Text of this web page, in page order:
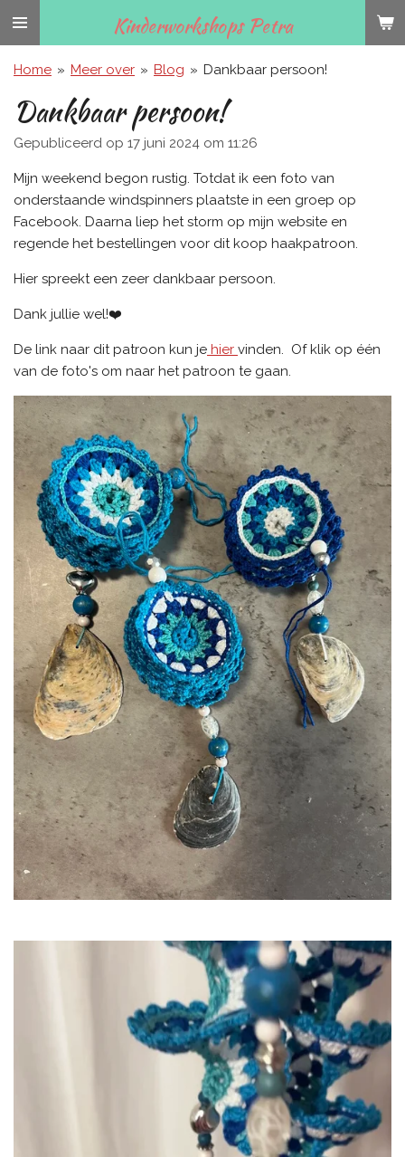
Ga
naar
hoofdinhoud
Kinderworkshops Petra
Home » Meer over » Blog » Dankbaar persoon!
Dankbaar persoon!
Gepubliceerd op 17 juni 2024 om 11:26
Mijn weekend begon rustig. Totdat ik een foto van
onderstaande windspinners plaatste in een groep op
Facebook. Daarna liep het storm op mijn website en
regende het bestellingen voor dit koop haakpatroon.
Hier spreekt een zeer dankbaar persoon.
Dank jullie wel!❤️
De link naar dit patroon kun je hier vinden. Of klik op één
van de foto's om naar het patroon te gaan.